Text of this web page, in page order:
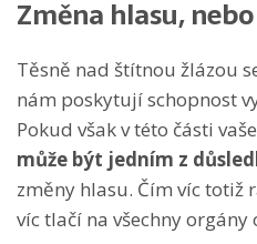
Změna hlasu,
Těsně nad štítnou žlázou
nám poskytují schopnost
Pokud však v této části
může být jedním z
změny hlasu. Čím víc totiž
víc tlačí na všechny orgány